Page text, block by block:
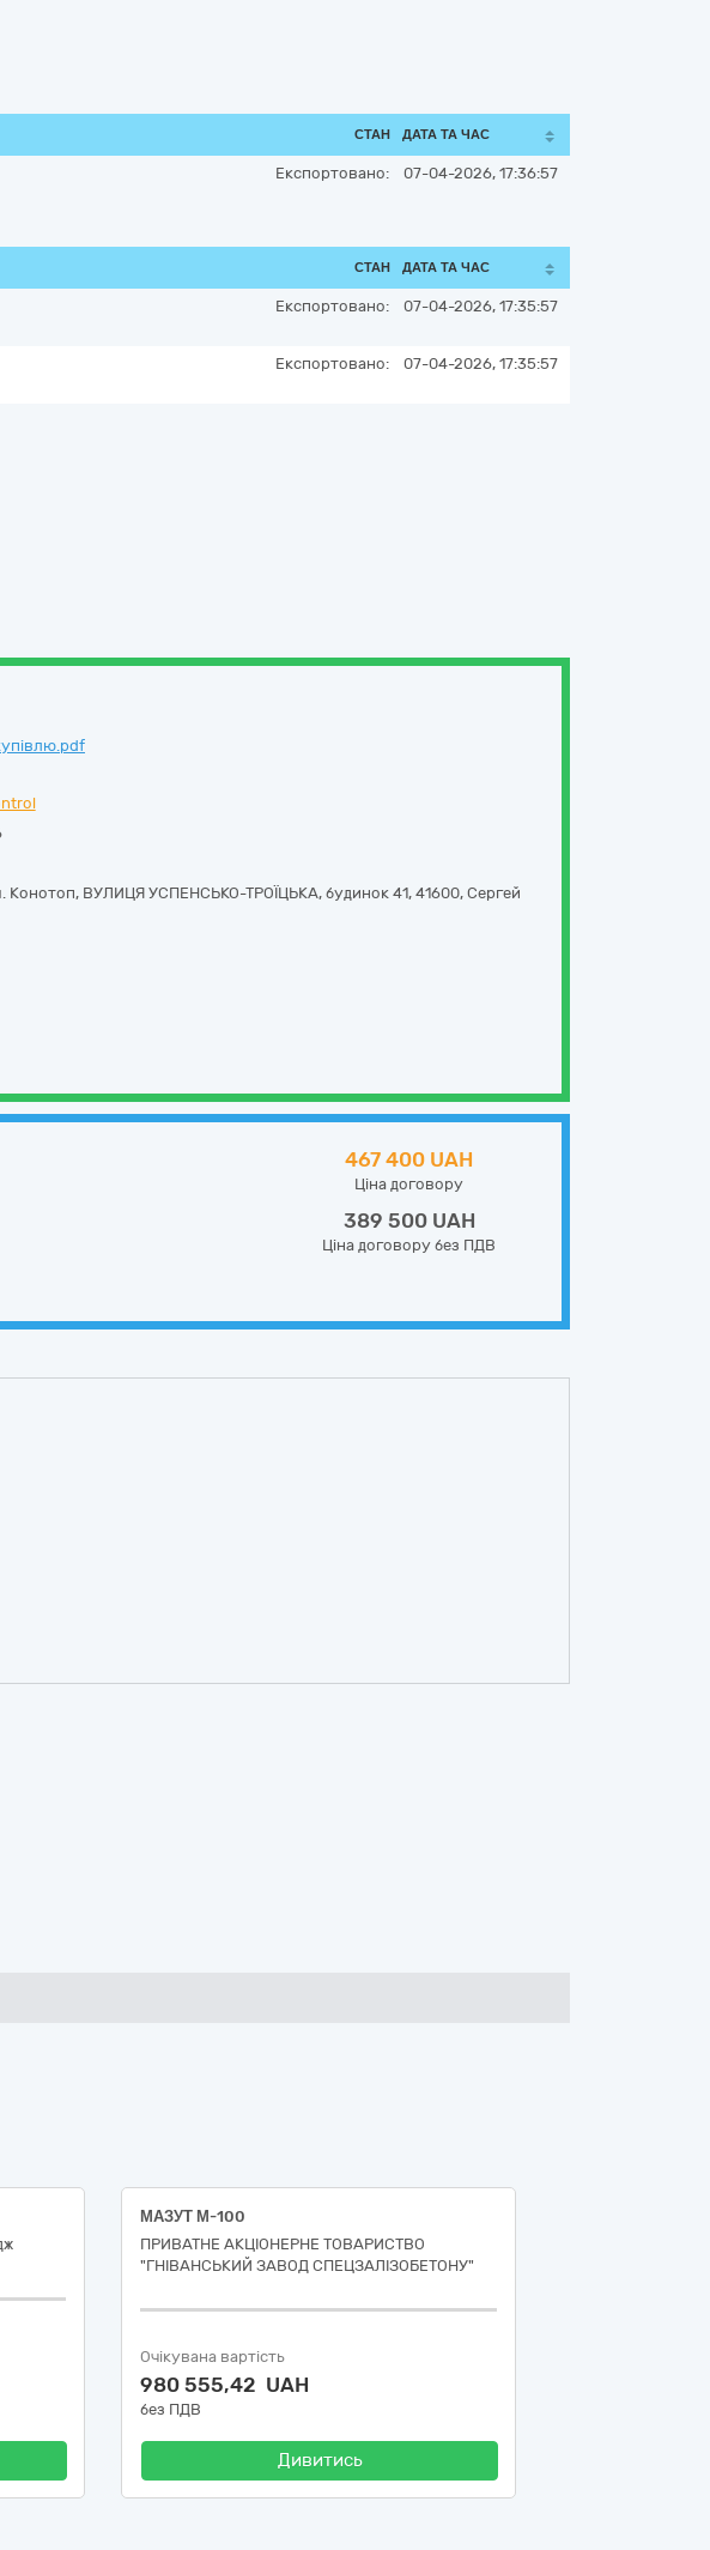
СТАН ДАТА ТА ЧАС
Експортовано: 07-04-2026, 17:36:57
СТАН ДАТА ТА ЧАС
Експортовано: 07-04-2026, 17:35:57
Експортовано: 07-04-2026, 17:35:57
Конотоп, ВУЛИЦЯ УСПЕНСЬКО-ТРОЇЦЬКА, будинок 41, 41600, Сергей
467 400 UAH
Ціна договору
389 500 UAH
Ціна договору без ПДВ
МАЗУТ М-100
ПРИВАТНЕ АКЦІОНЕРНЕ ТОВАРИСТВО
"ГНІВАНСЬКИЙ ЗАВОД СПЕЦЗАЛІЗОБЕТОНУ"
Очікувана вартість
980 555,42 UAH
без ПДВ
Дивитись